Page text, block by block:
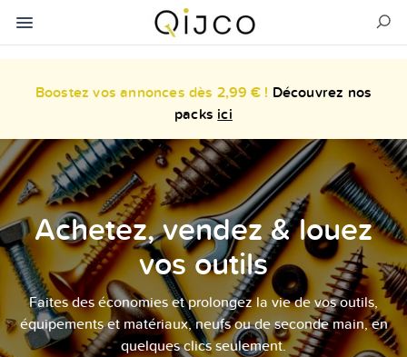
Boostez vos annonces dès 2,99 € ! Découvrez nos
packs ici
Achetez, vendez & louez
vos outils
Faites des économies et prolongez la vie de vos outils,
équipements et matériaux, neufs ou de seconde main, en
quelques clics seulement.